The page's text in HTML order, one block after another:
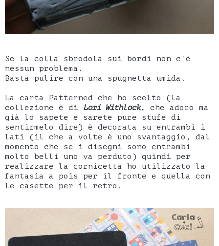
Se la colla sbrodola sui bordi non c'è
nessun problema.
Basta pulire con una spugnetta umida.
La carta Patterned che ho scelto (la
collezione è di Lori Withlock, che adoro ma
già lo sapete e sarete pure stufe di
sentirmelo dire) è decorata su entrambi i
lati (il che a volte è uno svantaggio, dal
momento che se i disegni sono entrambi
molto belli uno va perduto) quindi per
realizzare la cornicetta ho utilizzato la
fantasia a pois per il fronte e quella con
le casette per il retro.